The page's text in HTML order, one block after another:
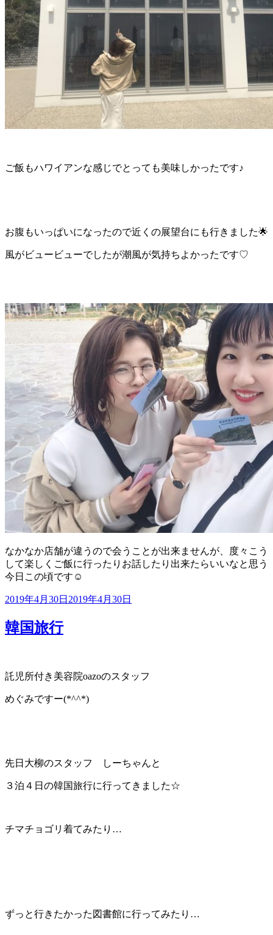
ご飯もハワイアンな感じでとっても美味しかったです♪
お腹もいっぱいになったので近くの展望台にも行きました🌟
風がビュービューでしたが潮風が気持ちよかったです♡
なかなか店舗が違うので会うことが出来ませんが、度々こう
して楽しくご飯に行ったりお話したり出来たらいいなと思う
今日この頃です☺️
投
日:
2019年4月30日 2019年4月30日
韓国旅行
託児所付き美容院oazoのスタッフ
めぐみですー(*^^*)
先日大柳のスタッフ しーちゃんと
３泊４日の韓国旅行に行ってきました☆
チマチョゴリ着てみたり…
ずっと行きたかった図書館に行ってみたり…